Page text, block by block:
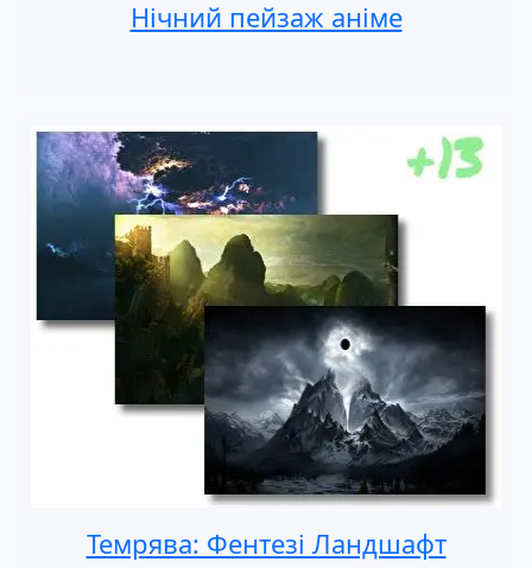
Нічний пейзаж аніме
Темрява: Фентезі Ландшафт